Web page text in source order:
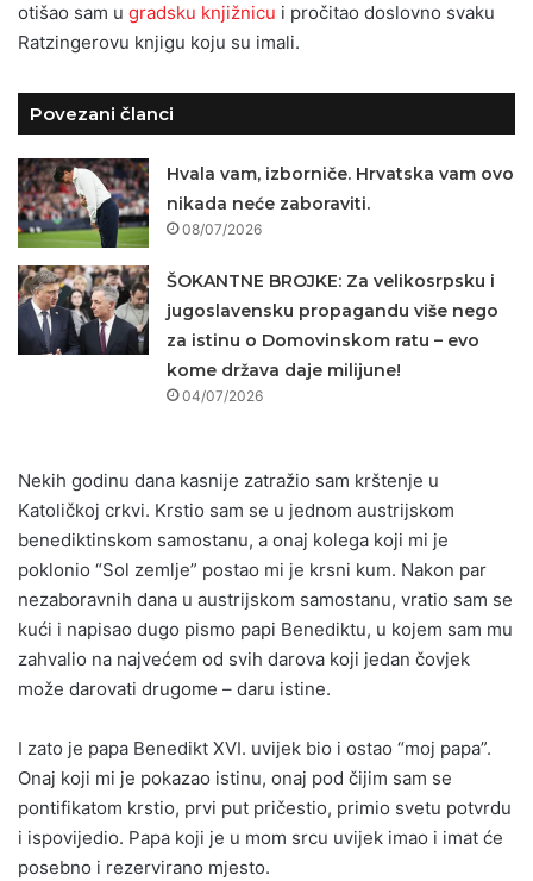
otišao sam u gradsku knjižnicu i pročitao doslovno svaku
Ratzingerovu knjigu koju su imali.
Povezani članci
Hvala vam, izborniče. Hrvatska vam ovo
nikada neće zaboraviti.
08/07/2026
ŠOKANTNE BROJKE: Za velikosrpsku i
jugoslavensku propagandu više nego
za istinu o Domovinskom ratu – evo
kome država daje milijune!
04/07/2026
Nekih godinu dana kasnije zatražio sam krštenje u
Katoličkoj crkvi. Krstio sam se u jednom austrijskom
benediktinskom samostanu, a onaj kolega koji mi je
poklonio “Sol zemlje” postao mi je krsni kum. Nakon par
nezaboravnih dana u austrijskom samostanu, vratio sam se
kući i napisao dugo pismo papi Benediktu, u kojem sam mu
zahvalio na najvećem od svih darova koji jedan čovjek
može darovati drugome – daru istine.
I zato je papa Benedikt XVI. uvijek bio i ostao “moj papa”.
Onaj koji mi je pokazao istinu, onaj pod čijim sam se
pontifikatom krstio, prvi put pričestio, primio svetu potvrdu
i ispovijedio. Papa koji je u mom srcu uvijek imao i imat će
posebno i rezervirano mjesto.